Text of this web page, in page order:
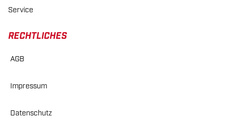
Service
RECHTLICHES
AGB
Impressum
Datenschutz